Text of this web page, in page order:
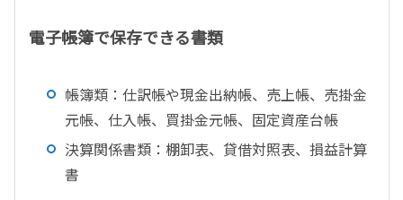
電子帳簿で保存できる書類
帳簿類：仕訳帳や現金出納帳、売上帳、売掛金
元帳、仕入帳、買掛金元帳、固定資産台帳
決算関係書類：棚卸表、貸借対照表、損益計算
書